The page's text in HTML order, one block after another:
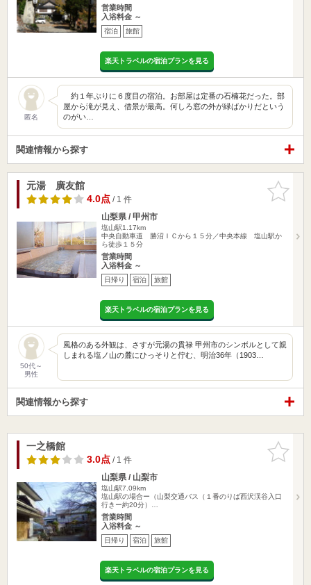
営業時間
入浴料金 ～
宿泊 旅館
楽天トラベルの宿泊プランを見る
匿名
約１年ぶりに６度目の宿泊。お部屋は定番の石楠花だった。部
屋から滝が見え、借景が最高。何しろ窓の外が緑ばかりだという
のがい…
関連情報から探す
お気に入
りに追加
元湯 廣友館
4.0点/ 1 件
山梨県 / 甲州市
塩山駅1.17km
中央自動車道 勝沼ＩＣから１５分／中央本線 塩山駅か
ら徒歩１５分
営業時間
入浴料金 ～
日帰り 宿泊 旅館
楽天トラベルの宿泊プランを見る
50代～
男性
風格のある外観は、さすが元湯の貫禄 甲州市のシンボルとして親
しまれる塩ノ山の麓にひっそりと佇む、明治36年（1903…
関連情報から探す
お気に入
りに追加
一之橋館
3.0点/ 1 件
山梨県 / 山梨市
塩山駅7.09km
塩山駅の場合ー（山梨交通バス（１番のりば西沢渓谷入口
行きー約20分）…
営業時間
入浴料金 ～
日帰り 宿泊 旅館
楽天トラベルの宿泊プランを見る